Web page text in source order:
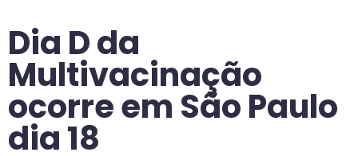
Dia D da
Multivacinação
ocorre em São Paulo
dia 18